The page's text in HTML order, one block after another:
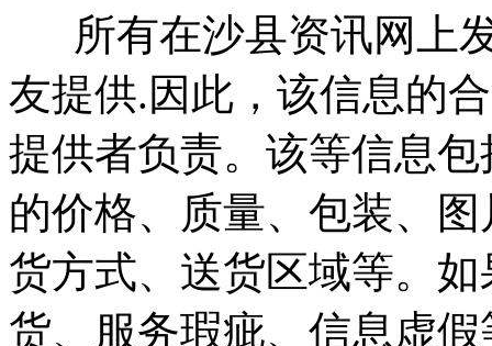
所有在沙县资讯网上
友提供.因此，该信息的
提供者负责。该等信息
的价格、质量、包装、
货方式、送货区域等。
货、服务瑕疵、信息虚